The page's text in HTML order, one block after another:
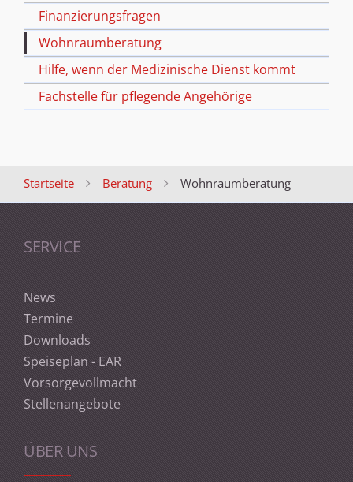
Finanzierungsfragen
Wohnraumberatung
Hilfe, wenn der Medizinische Dienst kommt
Fachstelle für pflegende Angehörige
Startseite Beratung Wohnraumberatung
SERVICE
News
Termine
Downloads
Speiseplan - EAR
Vorsorgevollmacht
Stellenangebote
ÜBER UNS